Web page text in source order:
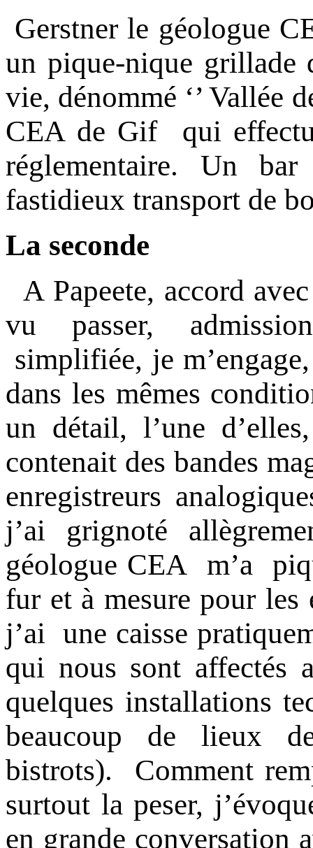
Gerstner le géologue
un pique-nique grillade
vie, dénommé ‘’ Vallée
CEA de Gif qui
réglementaire. Un
fastidieux transport de
La seconde
A Papeete, accord
vu passer,
simplifiée, je
dans les mêmes
un détail, l’une
contenait des bandes
enregistreurs
j’ai grignoté
géologue CEA m’a
fur et à mesure pour les
j’ai une caisse
qui nous sont
quelques installations
beaucoup de lieux
bistrots). Comment
surtout la peser,
en grande conversation